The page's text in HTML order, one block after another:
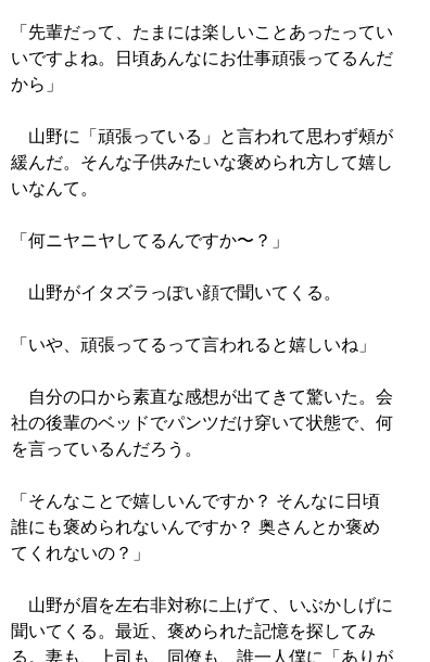
「先輩だって、たまには楽しいことあったってい
いですよね。日頃あんなにお仕事頑張ってるんだ
から」
山野に「頑張っている」と言われて思わず頰が
緩んだ。そんな子供みたいな褒められ方して嬉し
いなんて。
「何ニヤニヤしてるんですか〜？」
山野がイタズラっぽい顔で聞いてくる。
「いや、頑張ってるって言われると嬉しいね」
自分の口から素直な感想が出てきて驚いた。会
社の後輩のベッドでパンツだけ穿いて状態で、何
を言っているんだろう。
「そんなことで嬉しいんですか？ そんなに日頃
誰にも褒められないんですか？ 奥さんとか褒め
てくれないの？」
山野が眉を左右非対称に上げて、いぶかしげに
聞いてくる。最近、褒められた記憶を探してみ
る。妻も、上司も、同僚も、誰一人僕に「ありが